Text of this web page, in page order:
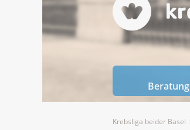
Beratung
Krebsliga beider Basel